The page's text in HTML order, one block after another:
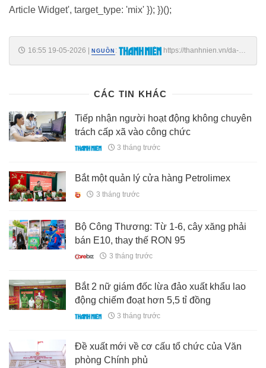
Article Widget', target_type: 'mix' }); })();
16:55 19-05-2026 NGUỒN :
https://thanhnien.vn/da-
CÁC TIN KHÁC
Tiếp nhận người hoạt động không chuyên
trách cấp xã vào công chức
3 tháng trước
Bắt một quản lý cửa hàng Petrolimex
3 tháng trước
Bộ Công Thương: Từ 1-6, cây xăng phải
bán E10, thay thế RON 95
3 tháng trước
Bắt 2 nữ giám đốc lừa đảo xuất khẩu lao
động chiếm đoạt hơn 5,5 tỉ đồng
3 tháng trước
Đề xuất mới về cơ cấu tổ chức của Văn
phòng Chính phủ